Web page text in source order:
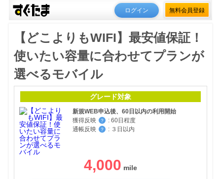
ログイン 無料会員登録
【どこよりもWIFI】最安値保証！
使いたい容量に合わせてプランが
選べるモバイル
グレード対象
新規WEB申込後、60日以内の利用開始
獲得反映
？ : 60日程度
通帳反映
？ : ３日以内
4,000